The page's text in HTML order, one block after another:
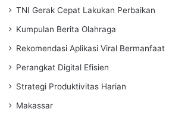
TNI Gerak Cepat Lakukan Perbaikan
Kumpulan Berita Olahraga
Rekomendasi Aplikasi Viral Bermanfaat
Perangkat Digital Efisien
Strategi Produktivitas Harian
Makassar